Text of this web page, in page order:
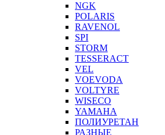
NGK
POLARIS
RAVENOL
SPI
STORM
TESSERACT
VEL
VOEVODA
VOLTYRE
WISECO
YAMAHA
ПОЛИУРЕТАН
РАЗНЫЕ